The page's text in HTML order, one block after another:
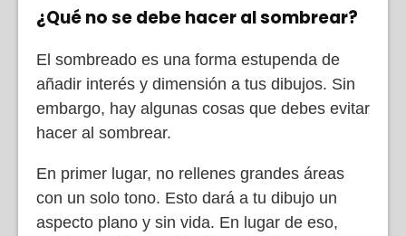
¿Qué no se debe hacer al sombrear?
El sombreado es una forma estupenda de
añadir interés y dimensión a tus dibujos. Sin
embargo, hay algunas cosas que debes evitar
hacer al sombrear.
En primer lugar, no rellenes grandes áreas
con un solo tono. Esto dará a tu dibujo un
aspecto plano y sin vida. En lugar de eso,